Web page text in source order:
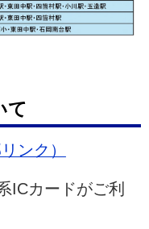
て
ンク）
ICカードがご利